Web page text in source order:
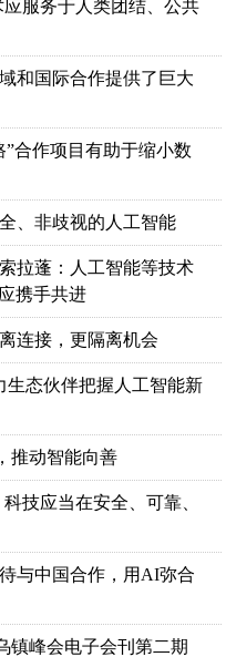
应服务于人类团结、公共
和国际合作提供了巨大
”合作项目有助于缩小数
、非歧视的人工智能
拉蓬：人工智能等技术
携手共进
连接，更隔离机会
生态伙伴把握人工智能新
推动智能向善
技应当在安全、可靠、
与中国合作，用AI弥合
镇峰会电子会刊第二期